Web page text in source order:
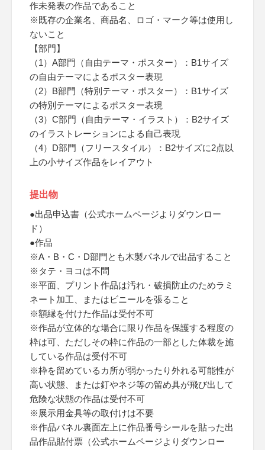
作未発表の作品であること
※既存の企業名、商品名、ロゴ・マーク等は使用し
ないこと
【部門】
（1）A部門（自由テーマ・ポスター）：B1サイズ
の自由テーマによるポスター表現
（2）B部門（特別テーマ・ポスター）：B1サイズ
の特別テーマによるポスター表現
（3）C部門（自由テーマ・イラスト）：B2サイズ
のイラストレーションによる自己表現
（4）D部門（フリースタイル）：B2サイズに2点以
上の小サイズ作品をレイアウト
提出物
●出品申込書（公式ホームページよりダウンロー
ド）
●作品
※A・B・C・D部門とも木製パネルで出品すること
※タテ・ヨコは不問
※平面、プリント作品は汚れ・破損防止のためラミ
ネート加工、またはビニールを張ること
※額縁を付けた作品は受付不可
※作品が立体的な場合に限り作品を保護する程度の
枠は可、ただしその枠に作品の一部とした体裁を施
している作品は受付不可
※枠を留めているカ所が弱かったり外れる可能性が
高い状態、または釘やネジ等の留め具が飛び出して
危険な状態の作品は受付不可
※展示用金具等の取付けは不要
※作品パネル裏面左上に作品番号シールを貼った出
品作品貼付票（公式ホームページよりダウンロー